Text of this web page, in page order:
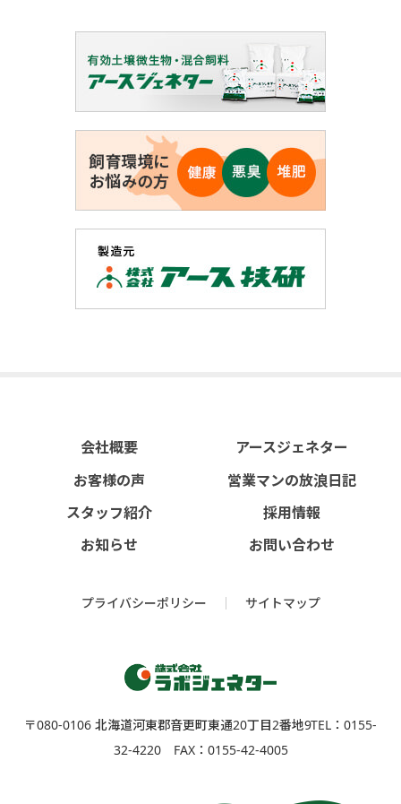
会社概要
アースジェネター
お客様の声
営業マンの放浪日記
スタッフ紹介
採用情報
お知らせ
お問い合わせ
プライバシーポリシー サイトマップ
〒080-0106 北海道河東郡⾳更町東通20丁⽬2番地9TEL：0155-
32-4220 FAX：0155-42-4005